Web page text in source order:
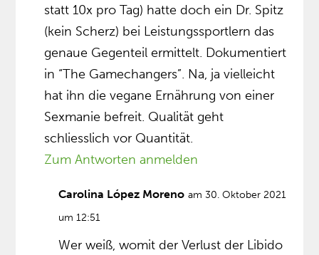
statt 10x pro Tag) hatte doch ein Dr. Spitz
(kein Scherz) bei Leistungssportlern das
genaue Gegenteil ermittelt. Dokumentiert
in “The Gamechangers”. Na, ja vielleicht
hat ihn die vegane Ernährung von einer
Sexmanie befreit. Qualität geht
schliesslich vor Quantität.
Zum Antworten anmelden
Carolina López Moreno am 30. Oktober 2021
um 12:51
Wer weiß, womit der Verlust der Libido